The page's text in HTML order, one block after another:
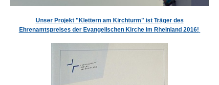
Unser Projekt "Klettern am Kirchturm" ist Träger des
Ehrenamtspreises der Evangelischen Kirche im Rheinland 2016!